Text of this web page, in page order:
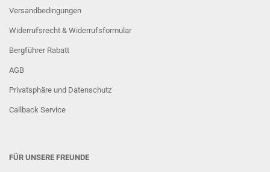
Versandbedingungen
Widerrufsrecht & Widerrufsformular
Bergführer Rabatt
AGB
Privatsphäre und Datenschutz
Callback Service
FÜR UNSERE FREUNDE